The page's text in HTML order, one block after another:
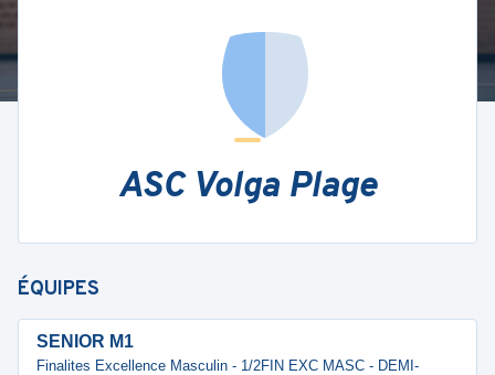
ASC Volga Plage
ÉQUIPES
SENIOR M1
Finalites Excellence Masculin - 1/2FIN EXC MASC - DEMI-